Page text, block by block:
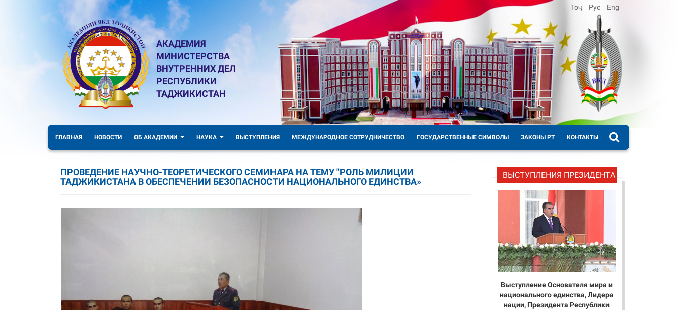
АКАДЕМИЯ
МИНИСТЕРСТВА
ВНУТРЕННИХ ДЕЛ
РЕСПУБЛИКИ
ТАДЖИКИСТАН
Тоҷ Рус Eng
ГЛАВНАЯ НОВОСТИ ОБ АКАДЕМИИ НАУКА ВЫСТУПЛЕНИЯ МЕЖДУНАРОДНОЕ СОТРУДНИЧЕСТВО ГОСУДАРСТВЕННЫЕ СИМВОЛЫ ЗАКОНЫ РТ КОНТАКТЫ
ПРОВЕДЕНИЕ НАУЧНО-ТЕОРЕТИЧЕСКОГО СЕМИНАРА НА ТЕМУ "РОЛЬ МИЛИЦИИ
ТАДЖИКИСТАНА В ОБЕСПЕЧЕНИИ БЕЗОПАСНОСТИ НАЦИОНАЛЬНОГО ЕДИНСТВА»
ВЫСТУПЛЕНИЯ ПРЕЗИДЕНТА
Выступление Основателя мира и
национального единства, Лидера
нации, Президента Республики